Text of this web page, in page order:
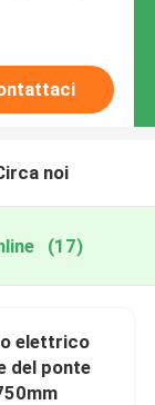
noi
(17)
elettrico
del ponte